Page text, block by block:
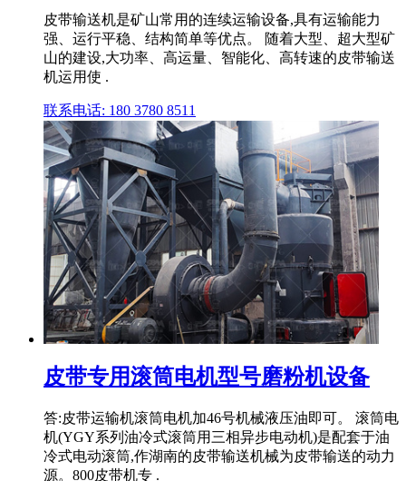
皮带输送机是矿山常用的连续运输设备,具有运输能力
强、运行平稳、结构简单等优点。 随着大型、超大型矿
山的建设,大功率、高运量、智能化、高转速的皮带输送
机运用使 .
联系电话: 180 3780 8511
皮带专用滚筒电机型号磨粉机设备
答:皮带运输机滚筒电机加46号机械液压油即可。 滚筒电
机(YGY系列油冷式滚筒用三相异步电动机)是配套于油
冷式电动滚筒,作湖南的皮带输送机械为皮带输送的动力
源。800皮带机专 .